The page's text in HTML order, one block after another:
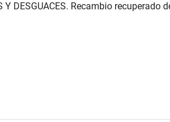
DESGUACES. Recambio recuperado